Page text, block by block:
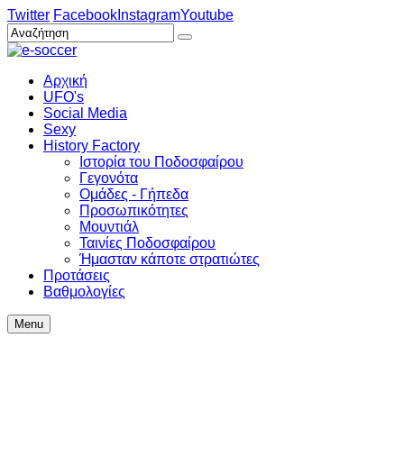
Twitter Facebook InstagramYoutube
Αρχική
UFO's
Social Media
Sexy
History Factory
Ιστορία του Ποδοσφαίρου
Γεγονότα
Ομάδες - Γήπεδα
Προσωπικότητες
Μουντιάλ
Ταινίες Ποδοσφαίρου
Ήμασταν κάποτε στρατιώτες
Προτάσεις
Βαθμολογίες
Menu